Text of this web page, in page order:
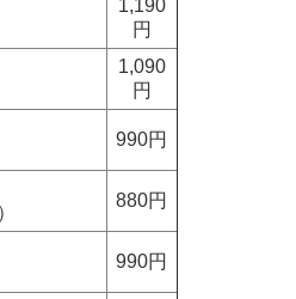
1,190
円
1,090
円
990円
880円
990円